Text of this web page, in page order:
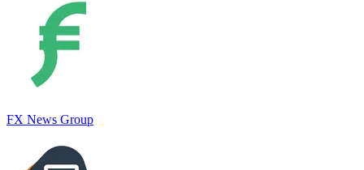
FX News Group